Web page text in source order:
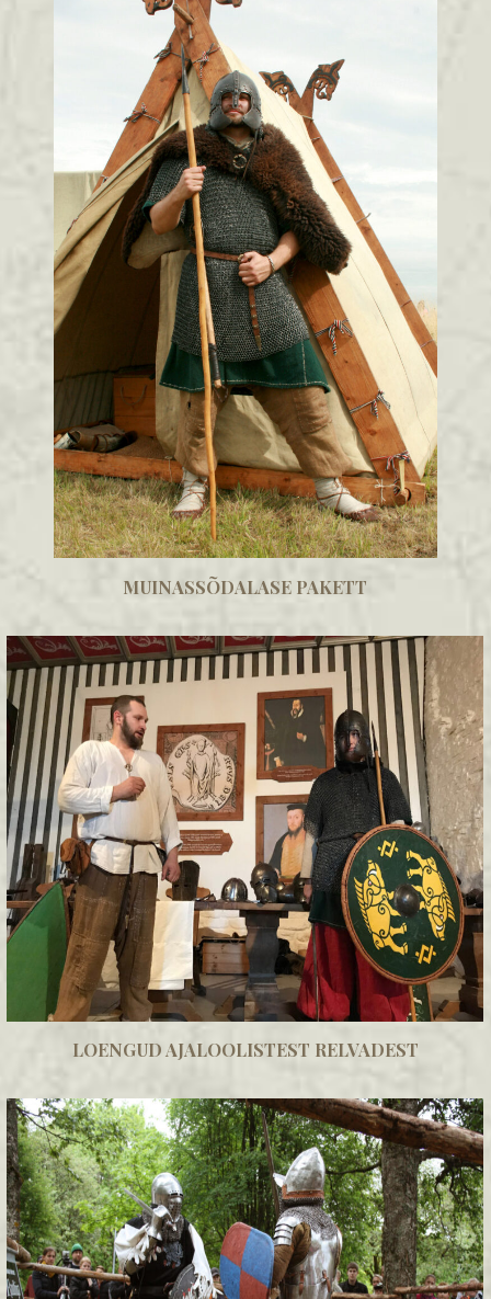
MUINASSÕDALASE PAKETT
LOENGUD AJALOOLISTEST RELVADEST